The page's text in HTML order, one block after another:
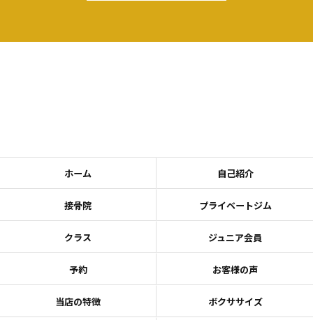
ホーム 自己紹介
接骨院 プライベートジム
クラス ジュニア会員
予約 お客様の声
当店の特徴 ボクササイズ